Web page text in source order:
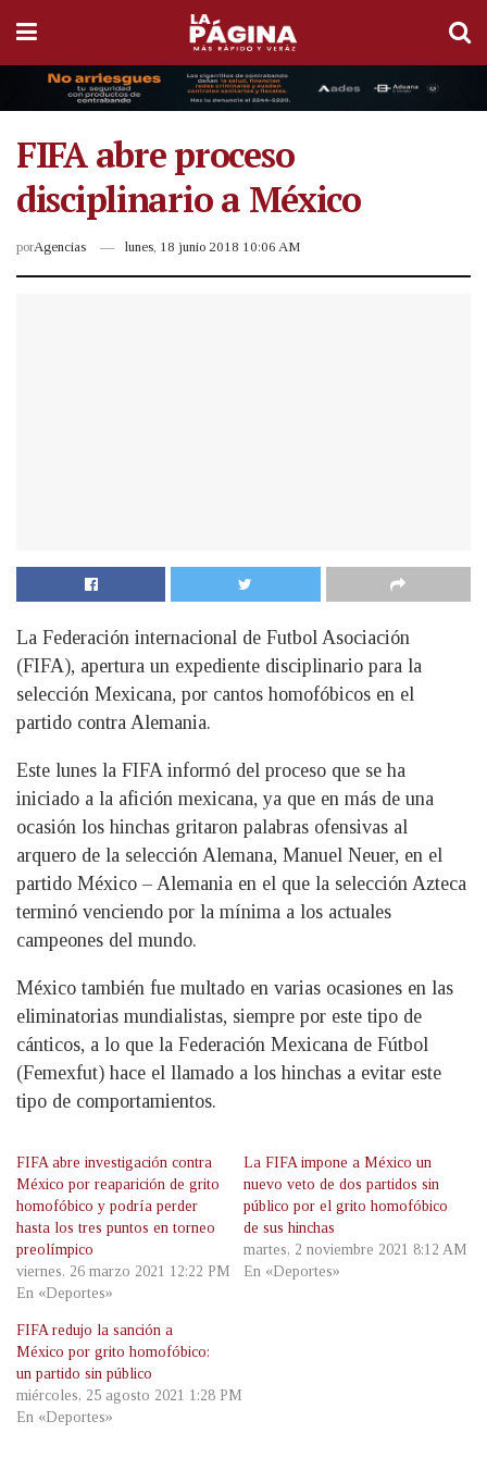
FIFA abre proceso
disciplinario a México
porAgencias lunes, 18 junio 2018 10:06 AM
La Federación internacional de Futbol Asociación
(FIFA), apertura un expediente disciplinario para la
selección Mexicana, por cantos homofóbicos en el
partido contra Alemania.
Este lunes la FIFA informó del proceso que se ha
iniciado a la afición mexicana, ya que en más de una
ocasión los hinchas gritaron palabras ofensivas al
arquero de la selección Alemana, Manuel Neuer, en el
partido México – Alemania en el que la selección Azteca
terminó venciendo por la mínima a los actuales
campeones del mundo.
México también fue multado en varias ocasiones en las
eliminatorias mundialistas, siempre por este tipo de
cánticos, a lo que la Federación Mexicana de Fútbol
(Femexfut) hace el llamado a los hinchas a evitar este
tipo de comportamientos.
FIFA abre investigación contra
México por reaparición de grito
homofóbico y podría perder
hasta los tres puntos en torneo
preolímpico
viernes, 26 marzo 2021 12:22 PM
En «Deportes»
La FIFA impone a México un
nuevo veto de dos partidos sin
público por el grito homofóbico
de sus hinchas
martes, 2 noviembre 2021 8:12 AM
En «Deportes»
FIFA redujo la sanción a
México por grito homofóbico:
un partido sin público
miércoles, 25 agosto 2021 1:28 PM
En «Deportes»